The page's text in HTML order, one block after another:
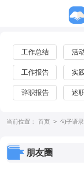
工作总结 活
工作报告 实
辞职报告 述
当前位置： 首页 > 句子语录
朋友圈